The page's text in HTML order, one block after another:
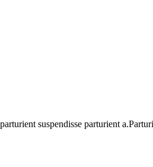
suspendisse parturient